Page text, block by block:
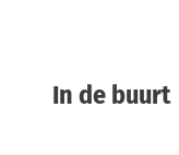
In de buurt